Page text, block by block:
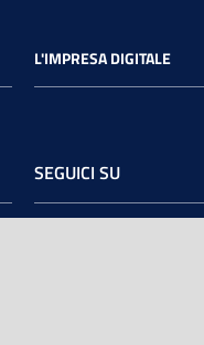
L'IMPRESA DIGITALE
SEGUICI SU